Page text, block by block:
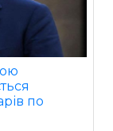
по